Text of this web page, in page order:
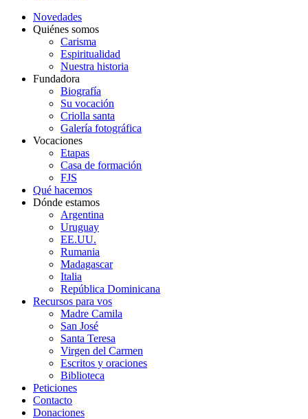
Novedades
Quiénes somos
Carisma
Espiritualidad
Nuestra historia
Fundadora
Biografía
Su vocación
Criolla santa
Galería fotográfica
Vocaciones
Etapas
Casa de formación
FJS
Qué hacemos
Dónde estamos
Argentina
Uruguay
EE.UU.
Rumania
Madagascar
Italia
República Dominicana
Recursos para vos
Madre Camila
San José
Santa Teresa
Virgen del Carmen
Escritos y oraciones
Biblioteca
Peticiones
Contacto
Donaciones